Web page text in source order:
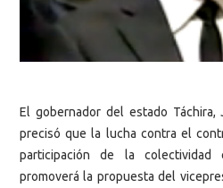
El gobernador del estado Táchira,
precisó que la lucha contra el
participación de la
promoverá la propuesta del